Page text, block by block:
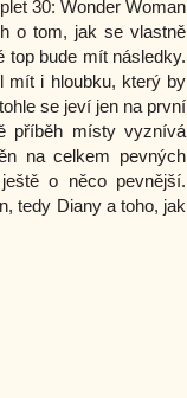
30: Wonder Woman
o tom, jak se vlastně
top bude mít následky.
mít i hloubku, který by
se jeví jen na první
příběh místy vyznívá
na celkem pevných
o něco pevnější.
tedy Diany a toho, jak